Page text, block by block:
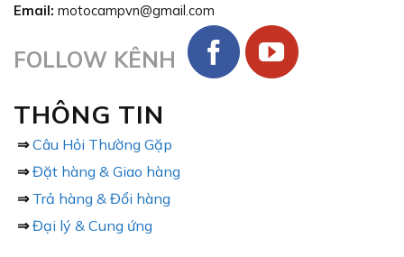
Email: motocampvn@gmail.com
FOLLOW KÊNH
THÔNG TIN
⇒ Câu Hỏi Thường Gặp
⇒ Đặt hàng & Giao hàng
⇒ Trả hàng & Đổi hàng
⇒ Đại lý & Cung ứng